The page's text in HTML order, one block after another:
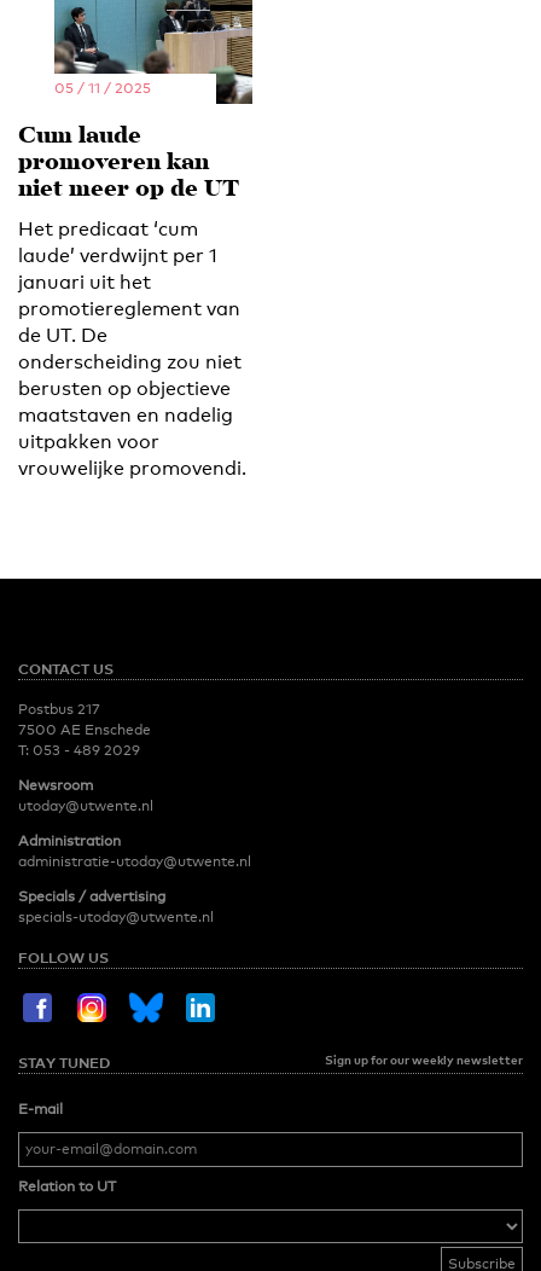
05 / 11 / 2025
Cum laude
promoveren kan
niet meer op de UT
Het predicaat ‘cum
laude’ verdwijnt per 1
januari uit het
promotiereglement van
de UT. De
onderscheiding zou niet
berusten op objectieve
maatstaven en nadelig
uitpakken voor
vrouwelijke promovendi.
CONTACT US
Postbus 217
7500 AE Enschede
T: 053 - 489 2029
Newsroom
utoday@utwente.nl
Administration
administratie-utoday@utwente.nl
Specials / advertising
specials-utoday@utwente.nl
FOLLOW US
STAY TUNED Sign up for our weekly newsletter
E-mail
Relation to UT